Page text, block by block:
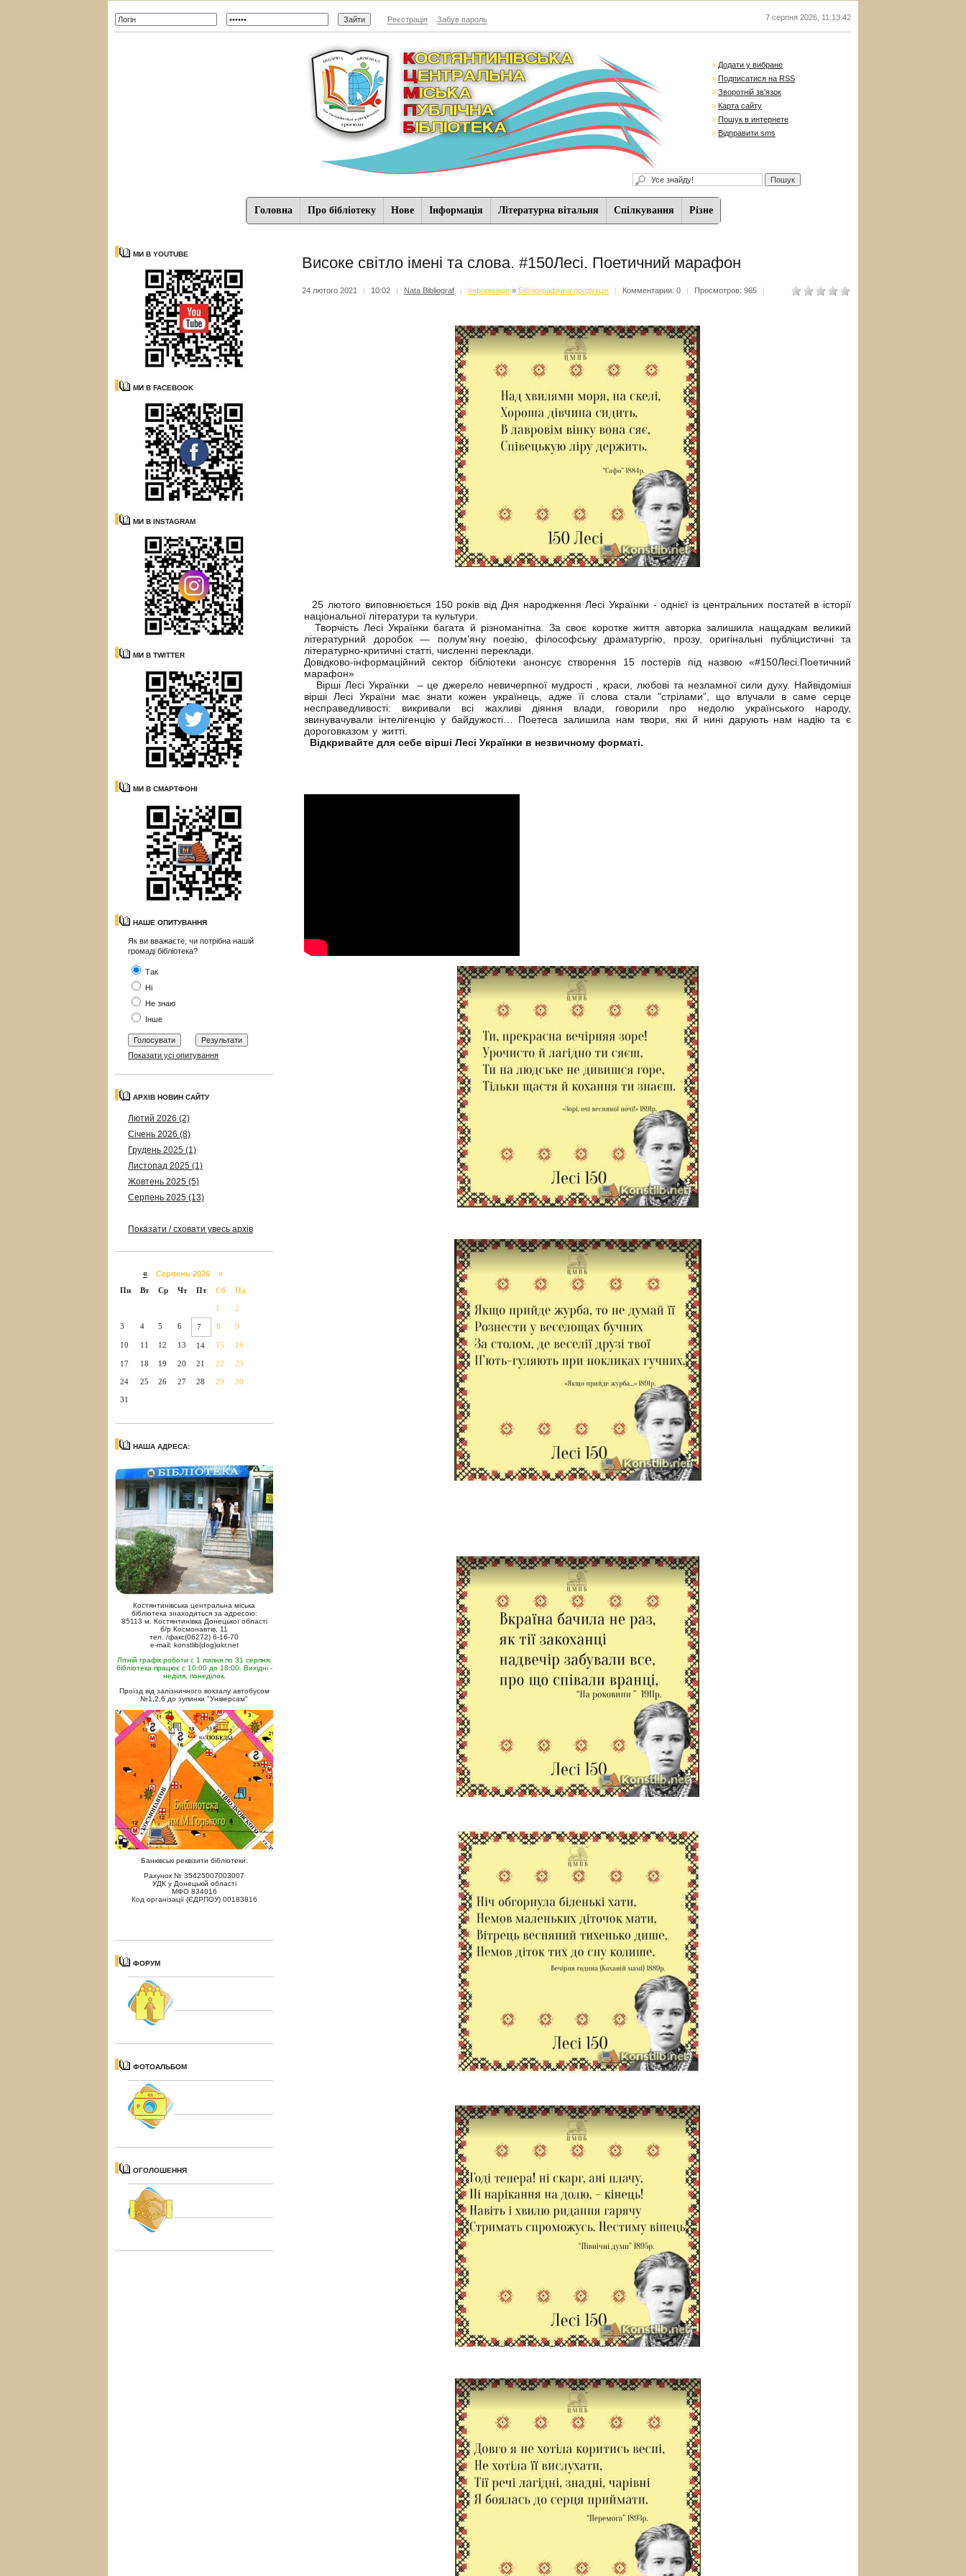
Реєстрація Забув пароль 7 серпня 2026 11:13:43
» Додати у вибране
» Подписатися на RSS
» Зворотній зв'язок
» Карта сайту
» Пошук в интернете
» Відправити sms
Головна Про бібліотеку Нове Iнформацiя Літературна вітальня Спiлкування Різне
МИ В YOUTUBE
МИ В FACEBOOK
МИ В INSTAGRAM
МИ В TWITTER
МИ В СМАРТФОНІ
НАШЕ ОПИТУВАННЯ
Як ви вважаєте, чи потрібна нашій
громаді бібліотека?
Так
Ні
Не знаю
Інше
Показати усі опитування
АРХІВ НОВИН САЙТУ
Лютий 2026 (2)
Січень 2026 (8)
Грудень 2025 (1)
Листопад 2025 (1)
Жовтень 2025 (5)
Серпень 2025 (13)
Показати / сховати увесь архів
« Серпень 2026 »
Пн
Вт Ср Чт Пт Сб Нд
1 2
3 4 5 6 7 8 9
10 11 12 13 14 15 16
17 18 19 20 21 22 23
24 25 26 27 28 29 30
31
НАША АДРЕСА:
Костянтинівська центральна міська
бібліотека знаходиться за адресою:
85113 м. Костянтинівка Донецької області
б/р Космонавтів, 11
тел. /факс(06272) 6-16-70
e-mail: konstlib(dog)ukr.net
Літній графік роботи с 1 липня по 31 серпня:
бібліотека працює с 10:00 до 18:00. Вихідні -
неділя, понеділок.
Проїзд від залізничного вокзалу автобусом
№1,2,6 до зупинки "Універсам"
Банківські реквізити бібліотеки:
Рахунок № 35425007003007
УДК у Донецькій області
МФО 834016
Код організації (ЄДРПОУ) 00183816
ФОРУМ
ФОТОАЛЬБОМ
ОГОЛОШЕННЯ
Високе світло імені та слова. #150Лесі. Поетичний марафон
24 лютого 2021 | 10:02 | Nata Bibliograf | Iнформацiя » Бібліографічна продукція | Комментарии: 0 | Просмотров: 965 |
25 лютого виповнюється 150 років від Дня народження Лесі Українки - однієї із центральних постатей в історії
національної літератури та культури.
Творчість Лесі Українки багата й різноманітна. За своє коротке життя авторка залишила нащадкам великий
літературний доробок — полум’яну поезію, філософську драматургію, прозу, оригінальні публіцистичні та
літературно-критичні статті, численні переклади.
Довідково-інформаційний сектор бібліотеки анонсує створення 15 постерів під назвою «#150Лесі.Поетичний
марафон»
Вірші Лесі Українки – це джерело невичерпної мудрості , краси, любові та незламної сили духу. Найвідоміші
вірші Лесі України має знати кожен українець, адже її слова стали "стрілами”, що влучали в саме серце
несправедливості: викривали всі жахливі діяння влади, говорили про недолю українського народу,
звинувачували інтелігенцію у байдужості… Поетеса залишила нам твори, які й нині дарують нам надію та є
дороговказом у житті.
Відкривайте для себе вірші Лесі Українки в незвичному форматі.